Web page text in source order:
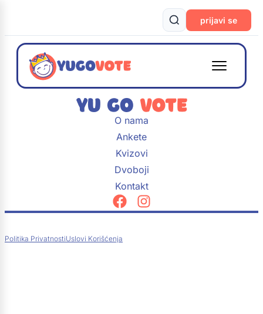
prijavi se
O nama
Ankete
Kvizovi
Dvoboji
Kontakt
Politika PrivatnostiUslovi Korišćenja